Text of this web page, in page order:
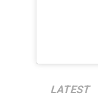
LATEST